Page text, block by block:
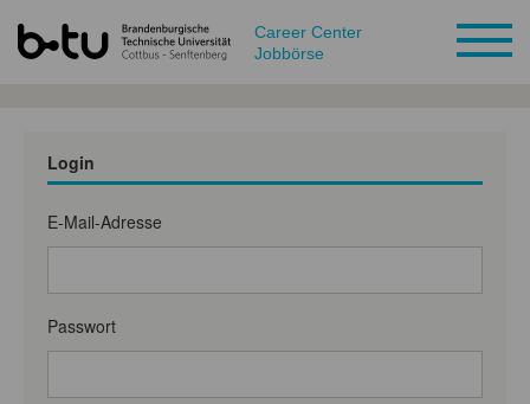
Career Center
Jobbörse
Login
E-Mail-Adresse
Passwort